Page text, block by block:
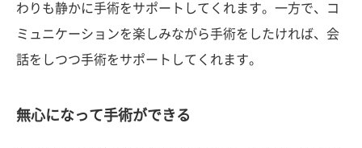
わりも静かに手術をサポートしてくれます。一方で、コ
ミュニケーションを楽しみながら手術をしたければ、会
話をしつつ手術をサポートしてくれます。
無心になって手術ができる